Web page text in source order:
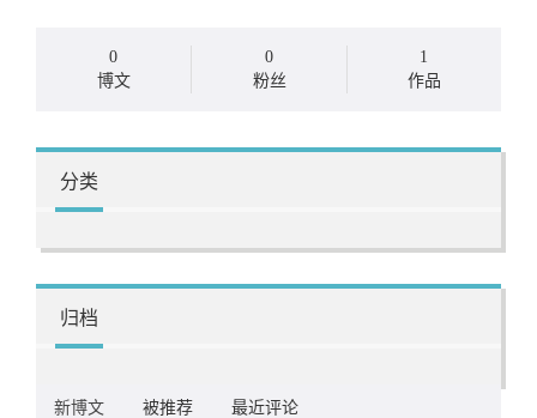
0
博文
0
粉丝
1
作品
分类
归档
新博文 被推荐 最近评论